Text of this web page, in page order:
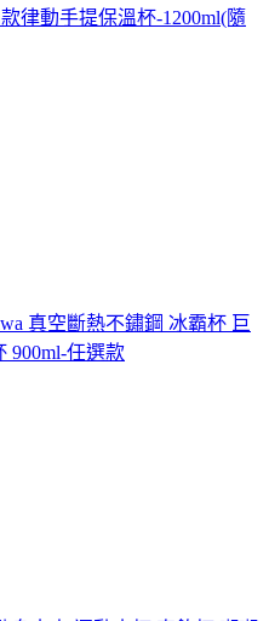
律動手提保溫杯-1200ml(隨
真空斷熱不鏽鋼 冰霸杯 巨
900ml-任選款